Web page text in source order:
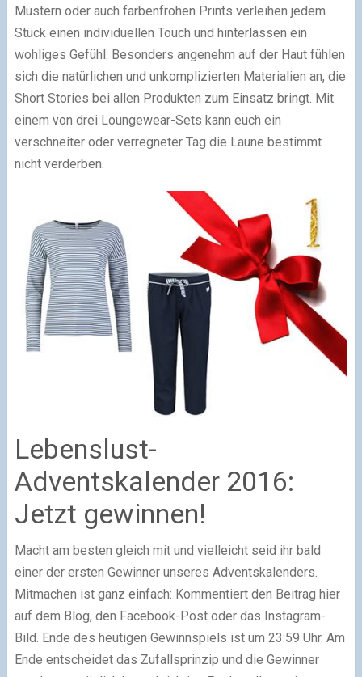
Mustern oder auch farbenfrohen Prints verleihen jedem
Stück einen individuellen Touch und hinterlassen ein
wohliges Gefühl. Besonders angenehm auf der Haut fühlen
sich die natürlichen und unkomplizierten Materialien an, die
Short Stories bei allen Produkten zum Einsatz bringt. Mit
einem von drei Loungewear-Sets kann euch ein
verschneiter oder verregneter Tag die Laune bestimmt
nicht verderben.
Lebenslust-
Adventskalender 2016:
Jetzt gewinnen!
Macht am besten gleich mit und vielleicht seid ihr bald
einer der ersten Gewinner unseres Adventskalenders.
Mitmachen ist ganz einfach: Kommentiert den Beitrag hier
auf dem Blog, den Facebook-Post oder das Instagram-
Bild. Ende des heutigen Gewinnspiels ist um 23:59 Uhr. Am
Ende entscheidet das Zufallsprinzip und die Gewinner